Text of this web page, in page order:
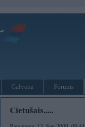
Galvenā Forums
Cietušais.....